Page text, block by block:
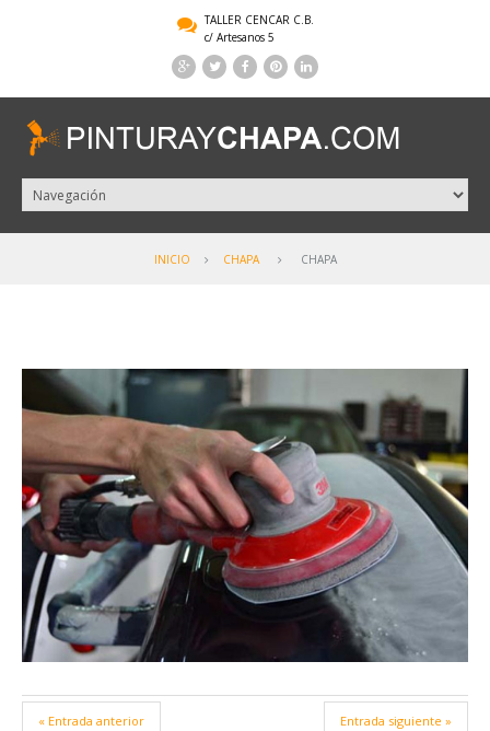
TALLER CENCAR C.B.
c/ Artesanos 5
INICIO CHAPA CHAPA
« Entrada anterior Entrada siguiente »